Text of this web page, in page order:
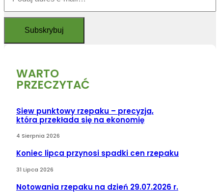
WARTO
PRZECZYTAĆ
Siew punktowy rzepaku – precyzja,
która przekłada się na ekonomię
4 Sierpnia 2026
Koniec lipca przynosi spadki cen rzepaku
31 Lipca 2026
Notowania rzepaku na dzień 29.07.2026 r.